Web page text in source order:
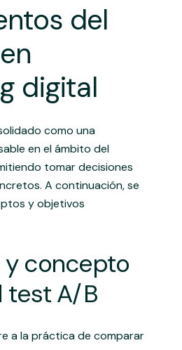
del
digital
como una
en el ámbito del
tomar decisiones
A continuación, se
y objetivos
concepto
test A/B
a la práctica de comparar